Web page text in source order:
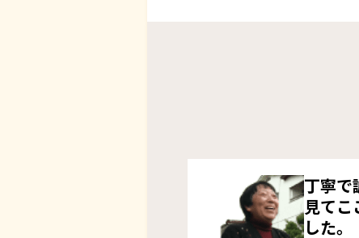
丁寧で
見てこ
した。